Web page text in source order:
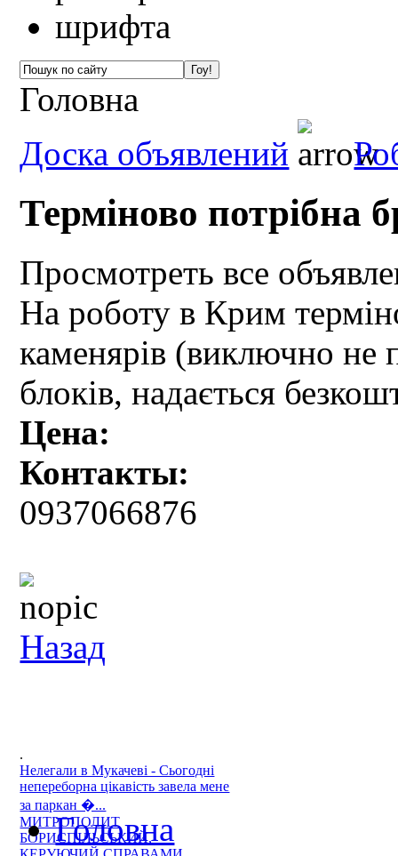
Головна
Доска объявлений
Терміново потрібна
Просмотреть все
На роботу в Крим
каменярів (виключно не
блоків, надається
Цена:
Контакты:
0937066876
Назад
.
Нелегали в Мукачеві - Сьогодні
непереборна цікавість завела мене
за паркан �...
МИТРОПОЛИТ
БОРИСПІЛЬСЬКИЙ,
Головна